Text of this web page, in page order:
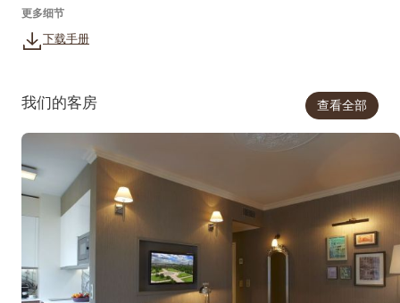
更多细节
下载手册
我们的客房 查看全部